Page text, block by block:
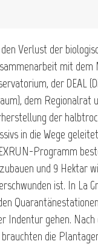
Verlust der
mit dem
der DEAL
dem
der
in die Wege
Programm
und 9 Hektar
ist. In La
Indentur gehen.
brauchten die